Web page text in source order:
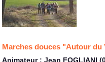
Marches douces "Autour du
Animateur : Jean FOGLIANI